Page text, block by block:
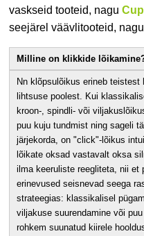
vaskseid tooteid, nagu
seejärel väävlitooteid,
Milline on klikkide
Nn klõpsulõikus erineb
lihtsuse poolest. Kui
kroon-, spindli- või
puu kuju tundmist ning sageli
järjekorda, on "click"-lõikus
lõikate oksad vastavalt oksa
ilma keeruliste reegliteta, nii et
erinevused seisnevad seega
strateegias: klassikalisel
viljakuse suurendamine või
rohkem suunatud kiirele